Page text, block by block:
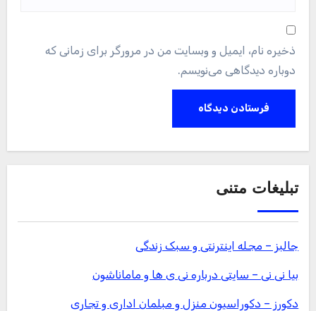
ذخیره نام، ایمیل و وبسایت من در مرورگر برای زمانی که
دوباره دیدگاهی می‌نویسم.
تبلیغات متنی
جالبز – مجله اینترنتی و سبک زندگی
بیا نی نی – سایتی درباره نی ی ها و ماماناشون
دکورز – دکوراسیون منزل و مبلمان اداری و تجاری